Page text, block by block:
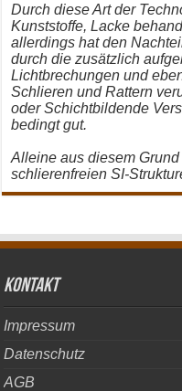
Durch diese Art der
Kunststoffe, Lacke
allerdings hat den
durch die zusätzlich
Lichtbrechungen und
Schlieren und Rattern
oder Schichtbildende
bedingt gut.
Alleine aus diesem
schlierenfreien SI-
kontakt
Impressum
Datenschutz
AGB